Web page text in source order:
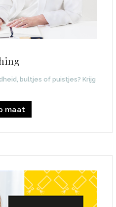
bultjes of puistjes? Krijg
maat